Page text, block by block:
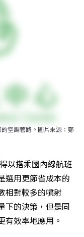
空調管路。圖片來源：鄭
以搭乘國內線航班
選用更節省成本的
相對較多的噴射
下的決策，但是同
有效率地應用。